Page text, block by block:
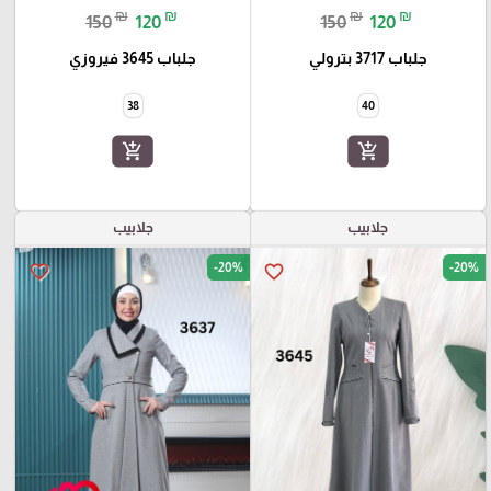
150₪ 120 ₪
جلباب 3717 بترولي
40
add_shopping_cart
150₪ 120 ₪
جلباب 3645 فيروزي
38
add_shopping_cart
جلابيب
favorite_border -20%
جلابيب
favorite_border -20%